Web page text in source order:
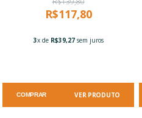
R$117,80
3x de R$39,27sem juros
COMPRAR VER PRODUTO